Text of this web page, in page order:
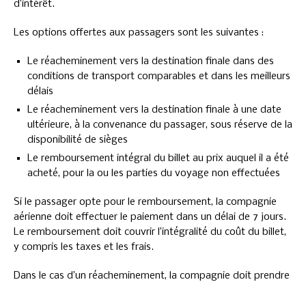
d’intérêt.
Les options offertes aux passagers sont les suivantes :
Le réacheminement vers la destination finale dans des
conditions de transport comparables et dans les meilleurs
délais
Le réacheminement vers la destination finale à une date
ultérieure, à la convenance du passager, sous réserve de la
disponibilité de sièges
Le remboursement intégral du billet au prix auquel il a été
acheté, pour la ou les parties du voyage non effectuées
Si le passager opte pour le remboursement, la compagnie
aérienne doit effectuer le paiement dans un délai de 7 jours.
Le remboursement doit couvrir l’intégralité du coût du billet,
y compris les taxes et les frais.
Dans le cas d’un réacheminement, la compagnie doit prendre